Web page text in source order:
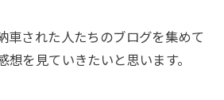
車された人たちのブログを集めて
想を見ていきたいと思います。